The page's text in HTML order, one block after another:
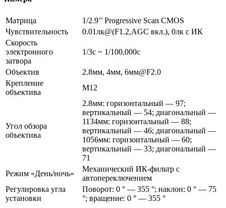
Матрица
1/2.9’’ Progressive Scan CMOS
Чувствительность
0.01лк@(F1.2,AGC вкл.), 0лк с ИК
Скорость
электронного
затвора
1/3с ~ 1/100,000с
Объектив
2.8мм, 4мм, 6мм@F2.0
Крепление
объектива
M12
Угол обзора
объектива
2.8мм: горизонтальный — 97;
вертикальный — 54; диагональный —
1134мм: горизонтальный — 88;
вертикальный — 46; диагональный —
1056мм: горизонтальный — 60;
вертикальный — 33; диагональный —
71
Режим «День/ночь»
Механический ИК-фильтр с
автопереключением
Регулировка угла
установки
Поворот: 0 ° — 355 °; наклон: 0 ° — 75
°; вращение: 0 ° — 355 °